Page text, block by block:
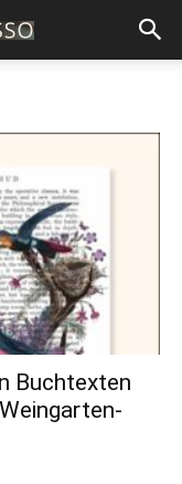
Buchtexten